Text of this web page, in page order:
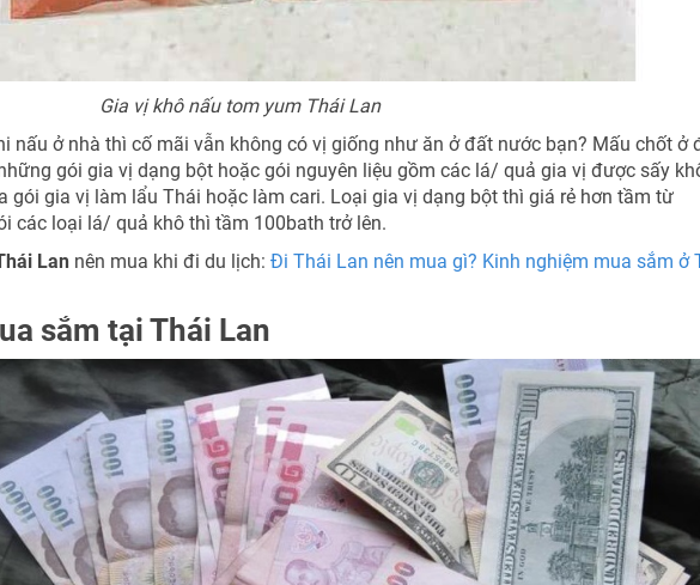
Gia vị khô nấu tom yum Thái Lan
nấu ở nhà thì cố mãi vẫn không có vị giống như ăn ở đất nước bạn? Mấu chốt ở
gói gia vị dạng bột hoặc gói nguyên liệu gồm các lá/ quả gia vị được sấy
gói gia vị làm lẩu Thái hoặc làm cari. Loại gia vị dạng bột thì giá rẻ hơn tầm từ
các loại lá/ quả khô thì tầm 100bath trở lên.
Lan nên mua khi đi du lịch: Đi Thái Lan nên mua gì? Kinh nghiệm mua sắm ở
sắm tại Thái Lan